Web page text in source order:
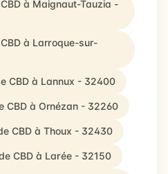
à Maignaut-Tauzia -
à Larroque-sur-
CBD à Lannux - 32400
CBD à Ornézan - 32260
CBD à Thoux - 32430
CBD à Larée - 32150